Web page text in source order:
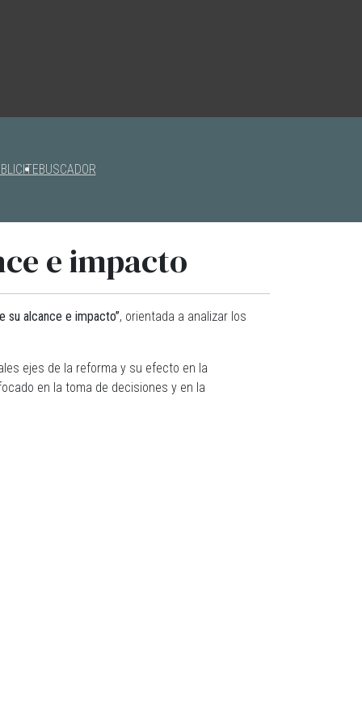
BUSCADOR
e impacto
su alcance e impacto”, orientada a analizar los
ejes de la reforma y su efecto en la
en la toma de decisiones y en la